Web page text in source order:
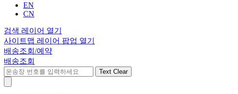
EN
CN
검색 레이어 열기
사이트맵 레이어 팝업 열기
배송조회/예약
배송조회
Text Clear